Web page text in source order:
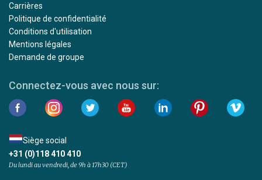
Carrières
Politique de confidentialité
Conditions d'utilisation
Mentions légales
Demande de groupe
Connectez-vous avec nous sur:
Siège social
+31 (0)118 410 410
Du lundi au vendredi, de 9h à 17h30 (CET)